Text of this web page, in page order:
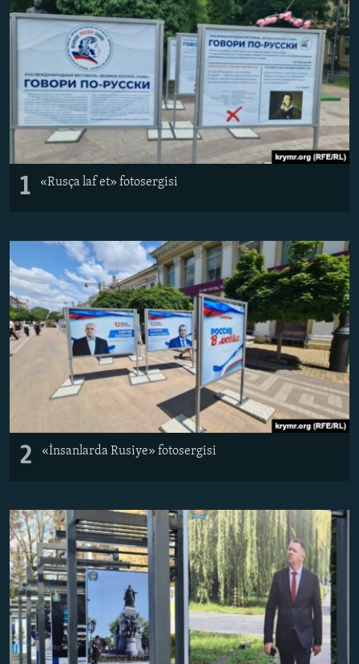
Русский
Українською
QOŞULIÑIZ!
RFE/RS bütün saytları
1 «Rusça laf et» fotosergisi
2 «İnsanlarda Rusiye» fotosergisi